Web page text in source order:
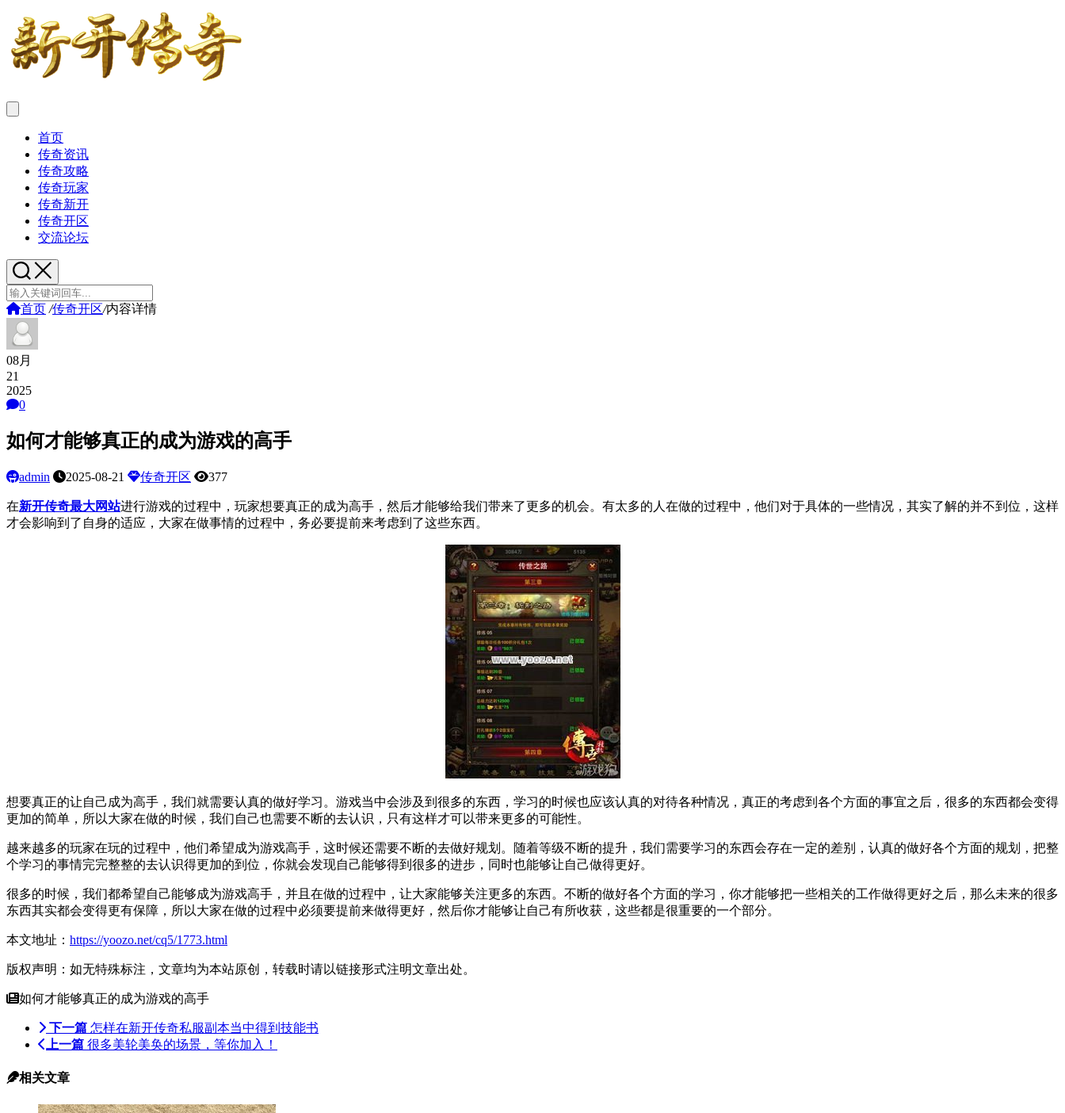
首页
传奇资讯
传奇攻略
传奇玩家
传奇新开
传奇开区
交流论坛
首页 /传奇开区/内容详情
08月
21
2025
0
如何才能够真正的成为游戏的高手
admin 2025-08-21 传奇开区 377
在新开传奇最大网站进行游戏的过程中，玩家想要真正的成为高手，然后才能够给我们带来了更多的机会。有太多的人在做的过程中，他们对于具体的一些情况，其实了解的并不到位，这样
才会影响到了自身的适应，大家在做事情的过程中，务必要提前来考虑到了这些东西。
想要真正的让自己成为高手，我们就需要认真的做好学习。游戏当中会涉及到很多的东西，学习的时候也应该认真的对待各种情况，真正的考虑到各个方面的事宜之后，很多的东西都会变得
更加的简单，所以大家在做的时候，我们自己也需要不断的去认识，只有这样才可以带来更多的可能性。
越来越多的玩家在玩的过程中，他们希望成为游戏高手，这时候还需要不断的去做好规划。随着等级不断的提升，我们需要学习的东西会存在一定的差别，认真的做好各个方面的规划，把整
个学习的事情完完整整的去认识得更加的到位，你就会发现自己能够得到很多的进步，同时也能够让自己做得更好。
很多的时候，我们都希望自己能够成为游戏高手，并且在做的过程中，让大家能够关注更多的东西。不断的做好各个方面的学习，你才能够把一些相关的工作做得更好之后，那么未来的很多
东西其实都会变得更有保障，所以大家在做的过程中必须要提前来做得更好，然后你才能够让自己有所收获，这些都是很重要的一个部分。
本文地址： https://yoozo.net/cq5/1773.html
版权声明：如无特殊标注，文章均为本站原创，转载时请以链接形式注明文章出处。
如何才能够真正的成为游戏的高手
下一篇 怎样在新开传奇私服副本当中得到技能书
上一篇 很多美轮美奂的场景，等你加入！
相关文章